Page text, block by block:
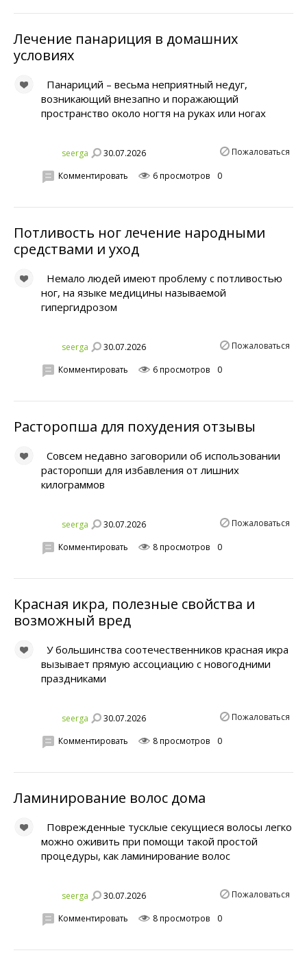
Лечение панариция в домашних
условиях
Панариций – весьма неприятный недуг,
возникающий внезапно и поражающий
пространство около ногтя на руках или ногах
seerga 30.07.2026 Пожаловаться
Комментировать 6 просмотров 0
Потливость ног лечение народными
средствами и уход
Немало людей имеют проблему с потливостью
ног, на языке медицины называемой
гипергидрозом
seerga 30.07.2026 Пожаловаться
Комментировать 6 просмотров 0
Расторопша для похудения отзывы
Совсем недавно заговорили об использовании
расторопши для избавления от лишних
килограммов
seerga 30.07.2026 Пожаловаться
Комментировать 8 просмотров 0
Красная икра, полезные свойства и
возможный вред
У большинства соотечественников красная икра
вызывает прямую ассоциацию с новогодними
праздниками
seerga 30.07.2026 Пожаловаться
Комментировать 8 просмотров 0
Ламинирование волос дома
Поврежденные тусклые секущиеся волосы легко
можно оживить при помощи такой простой
процедуры, как ламинирование волос
seerga 30.07.2026 Пожаловаться
Комментировать 8 просмотров 0